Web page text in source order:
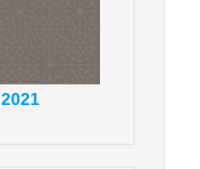
2021